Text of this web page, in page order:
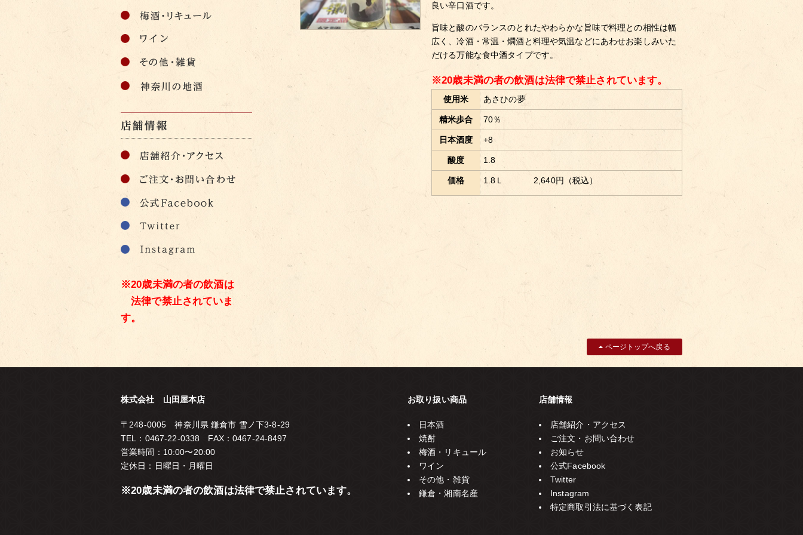
良い辛口酒です。
旨味と酸のバランスのとれたやわらかな旨味で料理との相性は幅
広く、冷酒・常温・燗酒と料理や気温などにあわせお楽しみいた
だける万能な食中酒タイプです。
※20歳未満の者の飲酒は法律で禁止されています。
使用米 あさひの夢
精米歩合 70％
日本酒度 +8
酸度 1.8
価格 1.8Ｌ 2,640円（税込）
※20歳未満の者の飲酒は
法律で禁止されていま
す。
ページトップへ戻る
株式会社 山田屋本店
〒248-0005 神奈川県 鎌倉市 雪ノ下3-8-29
TEL：0467-22-0338 FAX：0467-24-8497
営業時間：10:00〜20:00
定休日：日曜日・月曜日
※20歳未満の者の飲酒は法律で禁止されています。
お取り扱い商品
日本酒
焼酎
梅酒・リキュール
ワイン
その他・雑貨
鎌倉・湘南名産
店舗情報
店舗紹介・アクセス
ご注文・お問い合わせ
お知らせ
公式Facebook
Twitter
Instagram
特定商取引法に基づく表記